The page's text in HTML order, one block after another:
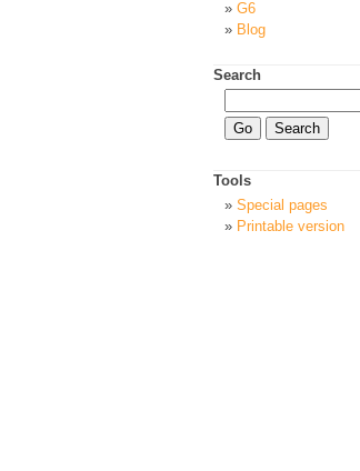
G6
Blog
Search
Tools
Special pages
Printable version